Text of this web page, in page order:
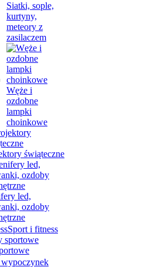
Siatki, sople,
kurtyny,
meteory z
zasilaczem
Węże i
ozdobne
lampki
choinkowe
świąteczne
led,
ozdoby
Sport i fitness